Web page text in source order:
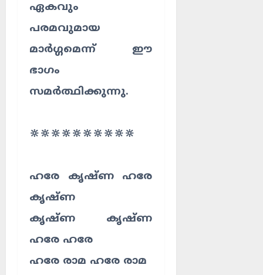
ഏകവും
പരമവുമായ
മാർഗ്ഗമെന്ന് ഈ
ഭാഗം
സമർത്ഥിക്കുന്നു.
🔆🔆🔆🔆🔆🔆🔆🔆🔆🔆
ഹരേ കൃഷ്ണ ഹരേ
കൃഷ്ണ
കൃഷ്ണ കൃഷ്ണ
ഹരേ ഹരേ
ഹരേ രാമ ഹരേ രാമ